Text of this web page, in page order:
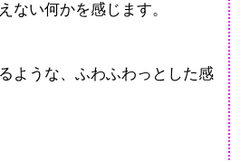
ない何かを感じます。
ような、ふわふわっとした感